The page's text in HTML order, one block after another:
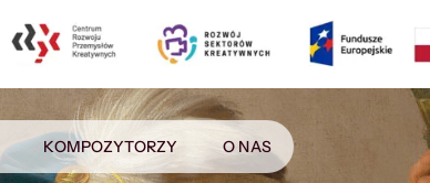
KOMPOZYTORZY O NAS